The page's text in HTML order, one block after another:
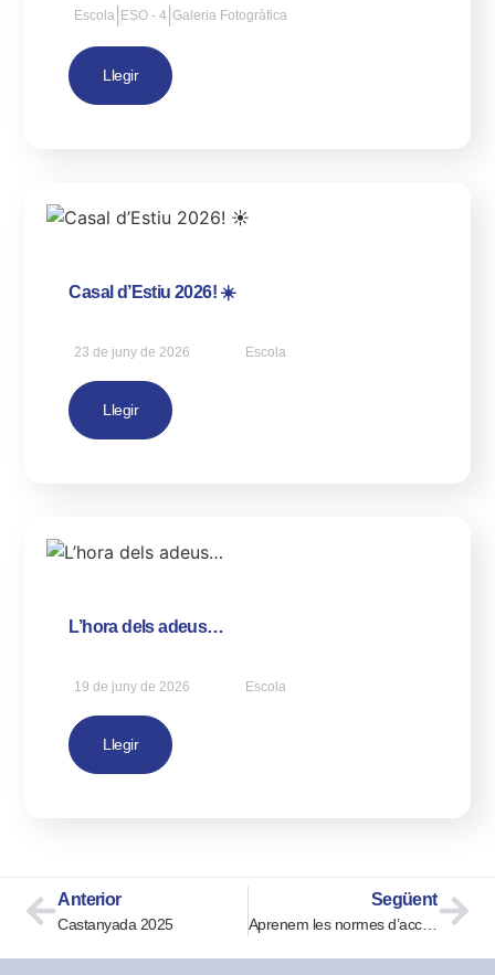
Escola ESO - 4 |Galeria Fotogràfica
Llegir
Casal d’Estiu 2026! ☀️
23 de juny de 2026 Escola
Llegir
L’hora dels adeus…
19 de juny de 2026 Escola
Llegir
Anterior
Castanyada 2025
Següent
Aprenem les normes d’accentuació!